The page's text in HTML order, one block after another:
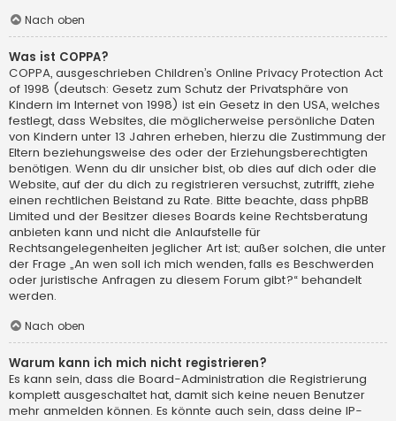
Nach oben
Was ist COPPA?
COPPA, ausgeschrieben Children’s Online Privacy Protection Act
of 1998 (deutsch: Gesetz zum Schutz der Privatsphäre von
Kindern im Internet von 1998) ist ein Gesetz in den USA, welches
festlegt, dass Websites, die möglicherweise persönliche Daten
von Kindern unter 13 Jahren erheben, hierzu die Zustimmung der
Eltern beziehungsweise des oder der Erziehungsberechtigten
benötigen. Wenn du dir unsicher bist, ob dies auf dich oder die
Website, auf der du dich zu registrieren versuchst, zutrifft, ziehe
einen rechtlichen Beistand zu Rate. Bitte beachte, dass phpBB
Limited und der Besitzer dieses Boards keine Rechtsberatung
anbieten kann und nicht die Anlaufstelle für
Rechtsangelegenheiten jeglicher Art ist; außer solchen, die unter
der Frage „An wen soll ich mich wenden, falls es Beschwerden
oder juristische Anfragen zu diesem Forum gibt?“ behandelt
werden.
Nach oben
Warum kann ich mich nicht registrieren?
Es kann sein, dass die Board-Administration die Registrierung
komplett ausgeschaltet hat, damit sich keine neuen Benutzer
mehr anmelden können. Es könnte auch sein, dass deine IP-